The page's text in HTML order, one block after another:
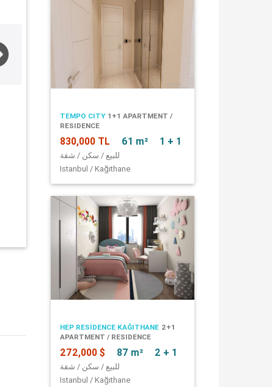
TEMPO CITY 1+1 APARTMENT /
RESIDENCE
830,000 TL 61 m² 1 + 1
للبيع / سكن / شقة
Istanbul / Kağıthane
HEP RESİDENCE KAĞITHANE 2+1
APARTMENT / RESIDENCE
272,000 $ 87 m² 2 + 1
للبيع / سكن / شقة
Istanbul / Kağıthane